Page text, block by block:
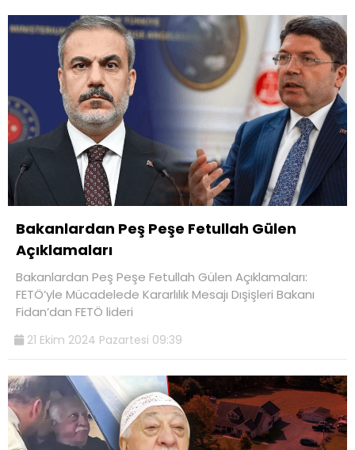
Bakanlardan Peş Peşe Fetullah Gülen
Açıklamaları
Bakanlardan Peş Peşe Fetullah Gülen Açıklamaları:
FETÖ’yle Mücadelede Kararlılık Mesajı Dışişleri Bakanı
Fidan’dan FETÖ lideri
21 Ekim 2024 Pazartesi 09:39